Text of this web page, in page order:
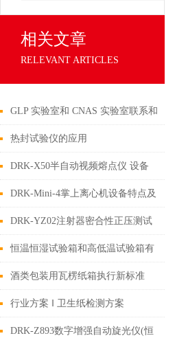
相关文章
RELEVANT ARTICLES
GLP 实验室和 CNAS 实验室联系和
区别
热封试验仪的应用
DRK-X50半自动视频熔点仪 设备
介绍
DRK-Mini-4掌上离心机设备特点及
参数介绍
DRK-YZ02注射器密合性正压测试
仪设备介绍
恒温恒湿试验箱和高低温试验箱有
什么区别？
酒类包装用瓦楞纸箱执行新标准
行业方案 ‖ 卫生纸检测方案
DRK-Z893数字增强自动旋光仪(恒